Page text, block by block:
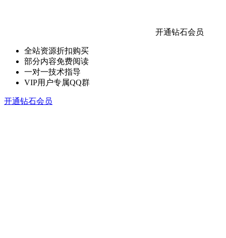
开通钻石会员
全站资源折扣购买
部分内容免费阅读
一对一技术指导
VIP用户专属QQ群
开通钻石会员